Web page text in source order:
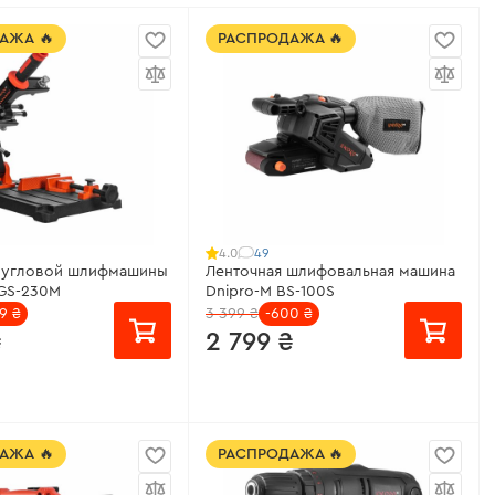
🔥
угловой шлифмашины
230M
₴
РАСПРОДАЖА 🔥
4.0 49
Ленточная шлифовальная машина
Dnipro-M BS-100S
3 399 ₴ -600 ₴
2 799 ₴
от 187 ₴/месяц
🔥 РАСПРОДАЖА 🔥